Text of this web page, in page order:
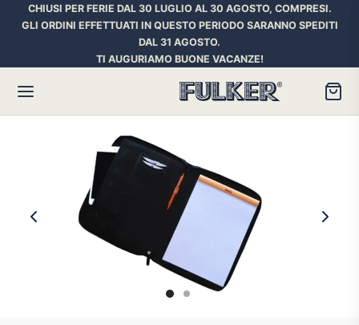
CHIUSI PER FERIE DAL 30 LUGLIO AL 30 AGOSTO, COMPRESI.
GLI ORDINI EFFETTUATI IN QUESTO PERIODO SARANNO SPEDITI
DAL 31 AGOSTO.
TI AUGURIAMO BUONE VACANZE!
SPACE PEN
PENNE
E INCHIOSTRI
Penne Stilografiche